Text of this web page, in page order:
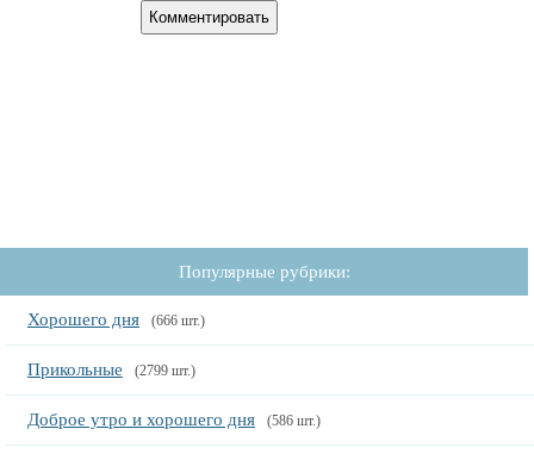
Популярные рубрики:
Хорошего дня (666 шт.)
Прикольные (2799 шт.)
Доброе утро и хорошего дня (586 шт.)